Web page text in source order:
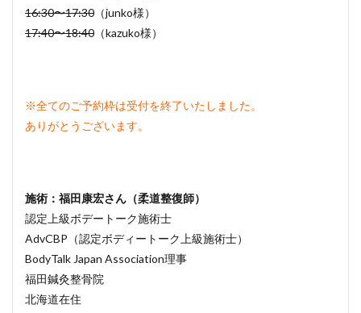
16:30〜17:30 （junko様）
17:40〜18:40 （kazuko様）
※全てのご予約枠は受付を終了いたしました。
ありがとうございます。
施術：福田康宏さん（柔道整復師）
認定上級ボデートーク施術士
AdvCBP（認定ボディートーク上級施術士）
BodyTalk Japan Association理事
福田鍼灸整骨院
北海道在住